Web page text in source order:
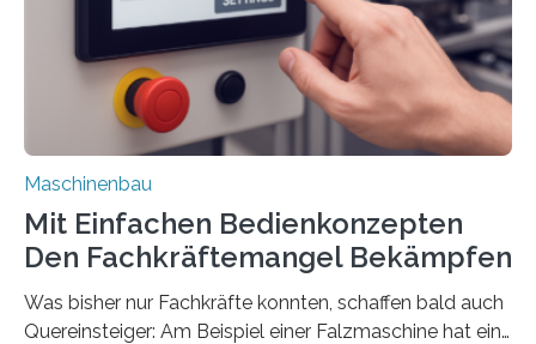
Maschinenbau
Mit Einfachen Bedienkonzepten
Den Fachkräftemangel Bekämpfen
Was bisher nur Fachkräfte konnten, schaffen bald auch
Quereinsteiger: Am Beispiel einer Falzmaschine hat ein